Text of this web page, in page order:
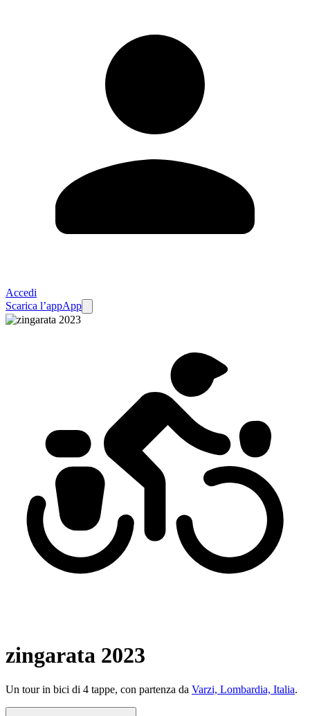
Accedi
Scarica l’appApp
zingarata 2023
Un tour in bici di 4 tappe, con partenza da Varzi, Lombardia, Italia.